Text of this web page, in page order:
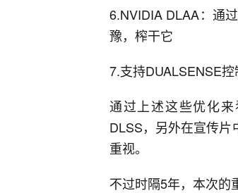
6.NVIDIA DLAA：通
豫，榨干它
7.支持DUALSENSE
通过上述这些优化
DLSS，另外在宣传
重视。
不过时隔5年，本次的